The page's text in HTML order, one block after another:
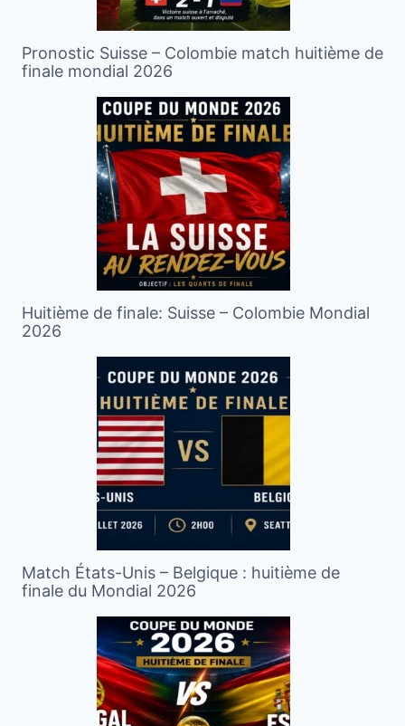
Pronostic Suisse – Colombie match huitième de
finale mondial 2026
Huitième de finale: Suisse – Colombie Mondial
2026
Match États-Unis – Belgique : huitième de
finale du Mondial 2026